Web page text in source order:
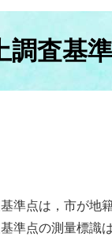
調査基
準点は，市が地
準点の測量標識